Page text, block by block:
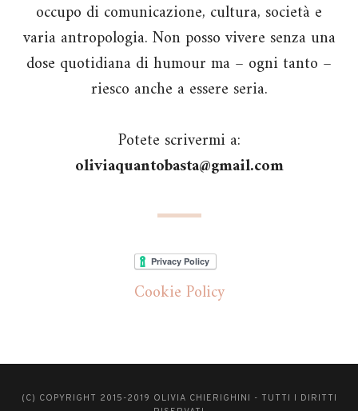
occupo di comunicazione, cultura, società e
varia antropologia. Non posso vivere senza una
dose quotidiana di humour ma – ogni tanto –
riesco anche a essere seria.
Potete scrivermi a:
oliviaquantobasta@gmail.com
Cookie Policy
(C) COPYRIGHT 2015-2019 OLIVIA CHIERIGHINI - TUTTI I DIRITTI